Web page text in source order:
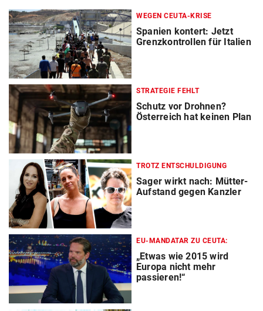
WEGEN CEUTA-KRISE
Spanien kontert: Jetzt
Grenzkontrollen für Italien
STRATEGIE FEHLT
Schutz vor Drohnen?
Österreich hat keinen Plan
TROTZ ENTSCHULDIGUNG
Sager wirkt nach: Mütter-
Aufstand gegen Kanzler
EU-MANDATAR ZU CEUTA:
„Etwas wie 2015 wird
Europa nicht mehr
passieren!“